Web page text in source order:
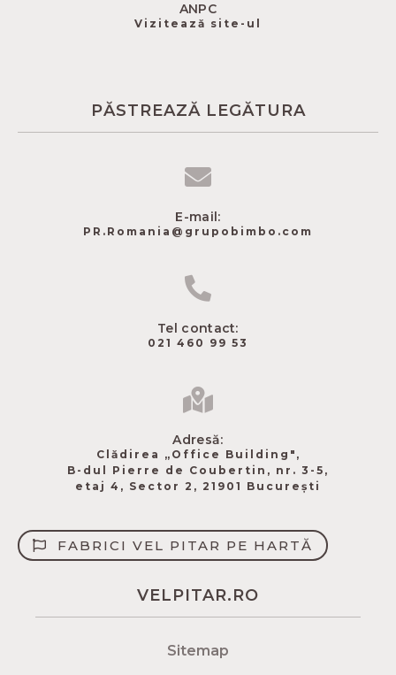
ANPC
Vizitează site-ul
PĂSTREAZĂ LEGĂTURA
E-mail:
PR.Romania@grupobimbo.com
Tel contact:
021 460 99 53
Adresă:
Clădirea „Office Building",
B-dul Pierre de Coubertin​, nr. 3-5,
etaj 4, Sector 2, 21901 București
FABRICI VEL PITAR PE HARTĂ
VELPITAR.RO
Sitemap